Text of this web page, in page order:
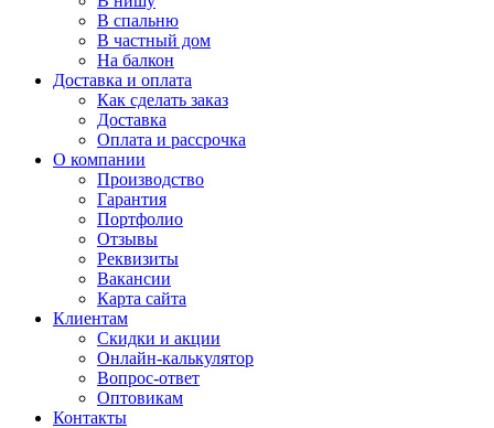
В спальню
В частный дом
На балкон
Доставка и оплата
Как сделать заказ
Доставка
Оплата и рассрочка
О компании
Производство
Гарантия
Портфолио
Отзывы
Реквизиты
Вакансии
Карта сайта
Клиентам
Скидки и акции
Онлайн-калькулятор
Вопрос-ответ
Оптовикам
Контакты